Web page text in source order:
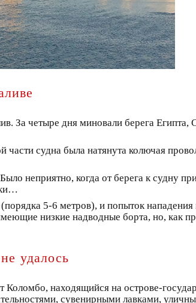
За четыре дня миновали берега
судна была натянута колючая
неприятно, когда от берега к судну
5-6 метров), и попыток
низкие надводные борта, но, как
удалось
Коломбо, находящийся на острове-
сувенирными лавками,